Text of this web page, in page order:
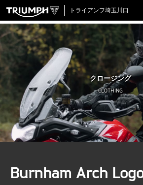
トライアンフ埼玉川口
新車在庫情報
試乗車一覧
認定中古車
アクセサリー
クロージング
アップデート
店舗情報
クロージング
CLOTHING
Burnham Arch